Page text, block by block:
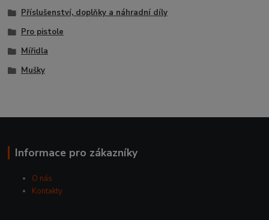
Příslušenství, doplňky a náhradní díly
Pro pistole
Mířidla
Mušky
Informace pro zákazníky
O nás
Kontakty